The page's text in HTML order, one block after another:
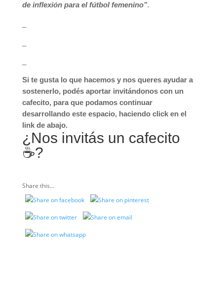
de inflexión para el fútbol femenino”.
Si te gusta lo que hacemos y nos queres ayudar a
sostenerlo, podés aportar invitándonos con un
cafecito, para que podamos continuar
desarrollando este espacio, haciendo click en el
link de abajo.
¿Nos invitás un cafecito
☕️?
Share this...